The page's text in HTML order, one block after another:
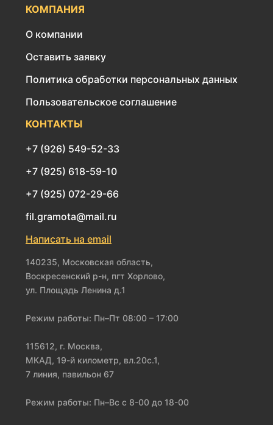
КОМПАНИЯ
О компании
Оставить заявку
Политика обработки персональных данных
Пользовательское соглашение
КОНТАКТЫ
+7 (926) 549-52-33
+7 (925) 618-59-10
+7 (925) 072-29-66
fil.gramota@mail.ru
Написать на email
140235, Московская область,
Воскресенский р-н, пгт Хорлово,
ул. Площадь Ленина д.1
Режим работы: Пн–Пт 08:00 – 17:00
115612, г. Москва,
МКАД, 19-й километр, вл.20с.1,
7 линия, павильон 67
Режим работы: Пн–Вс с 8-00 до 18-00